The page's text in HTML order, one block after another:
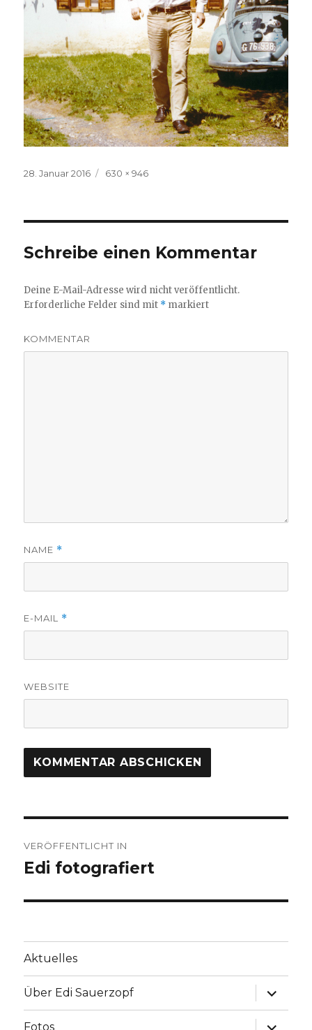
Veröffentlicht
28. Januar 2016
Volle
630 × 946
Schreibe einen Kommentar
Deine E-Mail-Adresse wird nicht veröffentlicht.
Erforderliche Felder sind mit * markiert
KOMMENTAR
NAME *
E-MAIL *
WEBSITE
Navigation
VERÖFFENTLICHT IN
Edi fotografiert
Aktuelles
Über Edi Sauerzopf
Fotos